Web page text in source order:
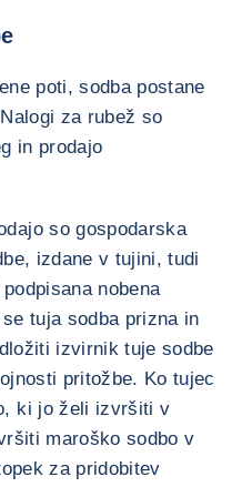
poti, sodba postane
za rubež so
in prodajo
so gospodarska
izdane v tujini, tudi
nobena
tuja sodba prizna in
izvirnik tuje sodbe
pritožbe. Ko tujec
ki jo želi izvršiti v
maroško sodbo v
za pridobitev